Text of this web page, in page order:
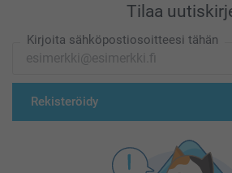
Tilaa
Kirjoita sähköpostiosoitteesi tähän
Rekisteröidy